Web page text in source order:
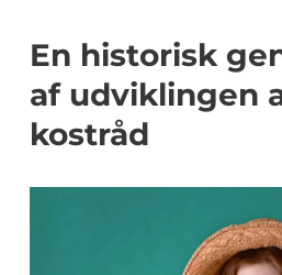
En historisk
af udviklingen
kostråd